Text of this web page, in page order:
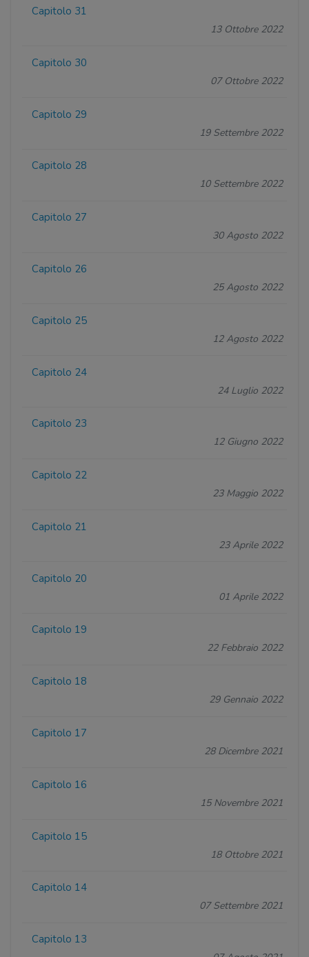
Capitolo 31
13 Ottobre 2022
Capitolo 30
07 Ottobre 2022
Capitolo 29
19 Settembre 2022
Capitolo 28
10 Settembre 2022
Capitolo 27
30 Agosto 2022
Capitolo 26
25 Agosto 2022
Capitolo 25
12 Agosto 2022
Capitolo 24
24 Luglio 2022
Capitolo 23
12 Giugno 2022
Capitolo 22
23 Maggio 2022
Capitolo 21
23 Aprile 2022
Capitolo 20
01 Aprile 2022
Capitolo 19
22 Febbraio 2022
Capitolo 18
29 Gennaio 2022
Capitolo 17
28 Dicembre 2021
Capitolo 16
15 Novembre 2021
Capitolo 15
18 Ottobre 2021
Capitolo 14
07 Settembre 2021
Capitolo 13